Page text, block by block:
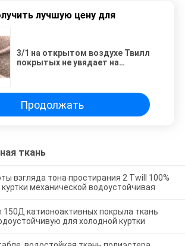
лучшую цену для
3/1 на открытом воздухе Твилл
покрытых не увядает на
дружелюбное
Продолжать
ткань
взгляда тона простирания 2 Twill 100%
механической водоустойчивая
150Д катионоактивных покрыла ткань
для холодной куртки